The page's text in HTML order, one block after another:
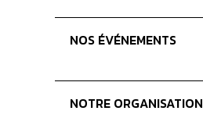
Présentation
Nos missions
NOS ÉVÉNEMENTS
NOTRE ORGANISATION